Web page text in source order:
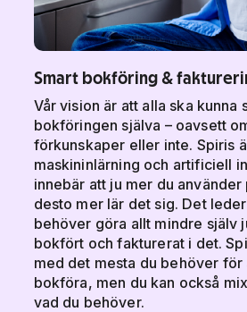
Smart bokföring &
Vår vision är att alla ska kunna
bokföringen själva – oavsett
förkunskaper eller inte. Spiris
maskininlärning och artificiell
innebär att ju mer du
desto mer lär det sig. Det
behöver göra allt mindre själv
bokfört och fakturerat i det.
med det mesta du behöver
bokföra, men du kan också
vad du behöver.